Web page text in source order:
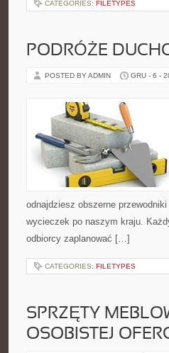
CATEGORIES: FILETYPES
PODRÓŻE
POSTED BY ADMIN GRU - 6 -
odnajdziesz obszerne
wycieczek po naszym kraju.
odbiorcy zaplanować […]
CATEGORIES: FILETYPES
SPRZĘTY
OSOBISTEJ